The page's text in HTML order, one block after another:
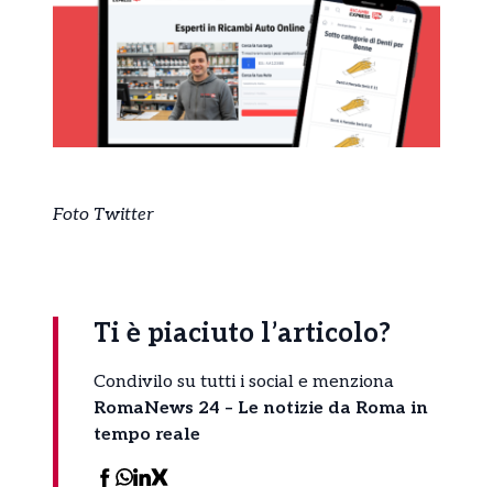
Foto Twitter
Ti è piaciuto l’articolo?
Condivilo su tutti i social e menziona
RomaNews 24 – Le notizie da Roma in
tempo reale